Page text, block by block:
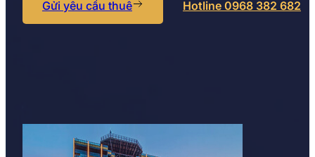
Gửi yêu cầu thuê Hotline 0968 382 682